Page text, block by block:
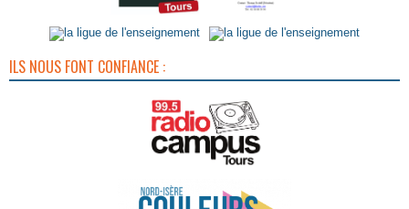
ILS NOUS FONT CONFIANCE :